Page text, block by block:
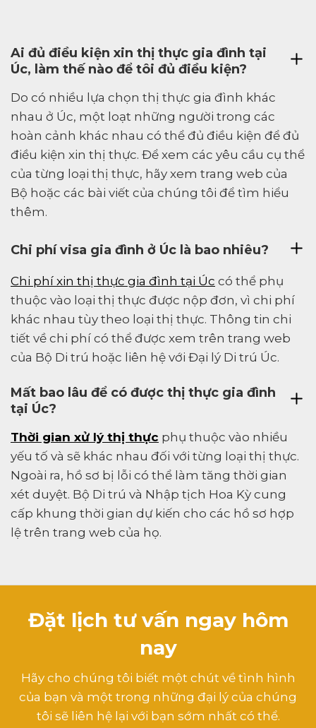
Ai đủ điều kiện xin thị thực gia đình tại
Úc, làm thế nào để tôi đủ điều kiện?
Do có nhiều lựa chọn thị thực gia đình khác
nhau ở Úc, một loạt những người trong các
hoàn cảnh khác nhau có thể đủ điều kiện để đủ
điều kiện xin thị thực. Để xem các yêu cầu cụ thể
của từng loại thị thực, hãy xem trang web của
Bộ hoặc các bài viết của chúng tôi để tìm hiểu
thêm.
Chi phí visa gia đình ở Úc là bao nhiêu?
Chi phí xin thị thực gia đình tại Úc có thể phụ
thuộc vào loại thị thực được nộp đơn, vì chi phí
khác nhau tùy theo loại thị thực. Thông tin chi
tiết về chi phí có thể được xem trên trang web
của Bộ Di trú hoặc liên hệ với Đại lý Di trú Úc.
Mất bao lâu để có được thị thực gia đình
tại Úc?
Thời gian xử lý thị thực phụ thuộc vào nhiều
yếu tố và sẽ khác nhau đối với từng loại thị thực.
Ngoài ra, hồ sơ bị lỗi có thể làm tăng thời gian
xét duyệt. Bộ Di trú và Nhập tịch Hoa Kỳ cung
cấp khung thời gian dự kiến cho các hồ sơ hợp
lệ trên trang web của họ.
Đặt lịch tư vấn ngay hôm
nay
Hãy cho chúng tôi biết một chút về tình hình
của bạn và một trong những đại lý của chúng
tôi sẽ liên hệ lại với bạn sớm nhất có thể.